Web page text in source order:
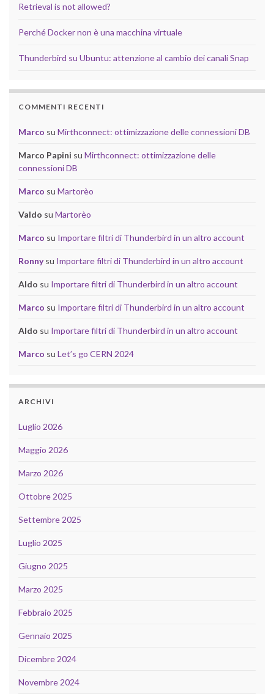
Retrieval is not allowed?
Perché Docker non è una macchina virtuale
Thunderbird su Ubuntu: attenzione al cambio dei canali Snap
COMMENTI RECENTI
Marco su Mirthconnect: ottimizzazione delle connessioni DB
Marco Papini su Mirthconnect: ottimizzazione delle
connessioni DB
Marco su Martorèo
Valdo su Martorèo
Marco su Importare filtri di Thunderbird in un altro account
Ronnysu Importare filtri di Thunderbird in un altro account
Aldo su Importare filtri di Thunderbird in un altro account
Marco su Importare filtri di Thunderbird in un altro account
Aldo su Importare filtri di Thunderbird in un altro account
Marco su Let’s go CERN 2024
ARCHIVI
Luglio 2026
Maggio 2026
Marzo 2026
Ottobre 2025
Settembre 2025
Luglio 2025
Giugno 2025
Marzo 2025
Febbraio 2025
Gennaio 2025
Dicembre 2024
Novembre 2024